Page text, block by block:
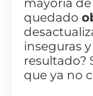
mayoría
quedado
inseguras
resultado?
que ya no